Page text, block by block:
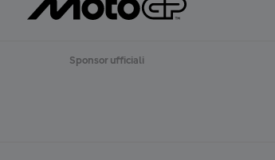
Sponsor ufficiali